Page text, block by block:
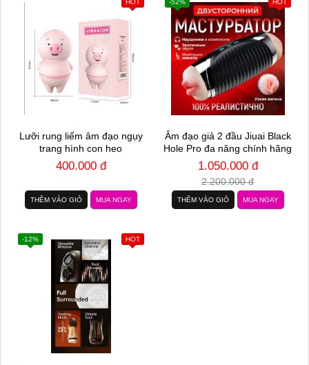
Lưỡi rung liếm âm đạo ngụy
trang hình con heo
400.000 đ
THÊM VÀO GIỎ MUA NGAY
Âm đạo giả 2 đầu Jiuai Black
Hole Pro đa năng chính hãng
1.050.000 đ
2.200.000 đ
THÊM VÀO GIỎ MUA NGAY
HOT
-12%